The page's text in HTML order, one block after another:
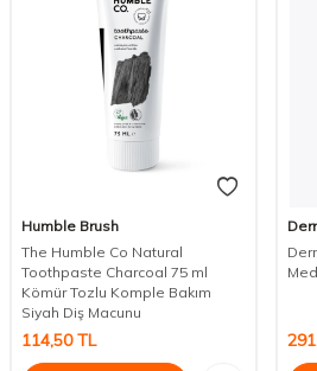
Humble Brush
The Humble Co Natural
Toothpaste Charcoal 75 ml
Kömür Tozlu Komple Bakım
Siyah Diş Macunu
114,50TL